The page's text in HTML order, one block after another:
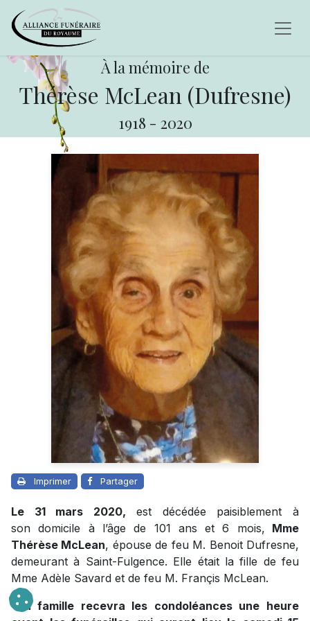
À la mémoire de
Thérèse McLean (Dufresne)
1918 - 2020
Imprimer Partager
Le 31 mars 2020, est décédée paisiblement à
son domicile à l’âge de 101 ans et 6 mois, Mme
Thérèse McLean, épouse de feu M. Benoit Dufresne,
demeurant à Saint-Fulgence. Elle était la fille de feu
Mme Adèle Savard et de feu M. Françis McLean.
La famille recevra les condoléances une heure